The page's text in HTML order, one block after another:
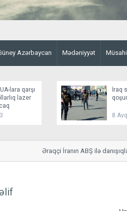
Azərbaycan Mədəniyyət
lara qarşı
lazer
İraq
8
Əraqçi İranın ABŞ ilə danışıqlar